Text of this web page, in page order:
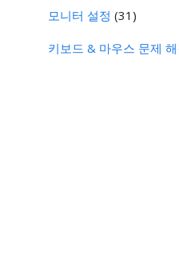
모니터 설정 (31)
키보드 & 마우스 문제 해